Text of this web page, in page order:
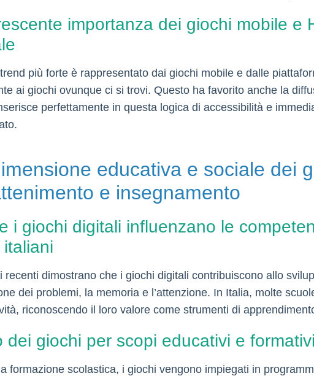
importanza dei giochi mobile e
più forte è rappresentato dai giochi mobile e dalle
ai giochi ovunque ci si trovi. Questo ha favorito anche la
perfettamente in questa logica di accessibilità e
educativa e sociale dei
e insegnamento
i giochi digitali influenzano le
recenti dimostrano che i giochi digitali contribuiscono allo
dei problemi, la memoria e l’attenzione. In Italia, molte
riconoscendo il loro valore come strumenti di
dei giochi per scopi educativi e
formazione scolastica, i giochi vengono impiegati in